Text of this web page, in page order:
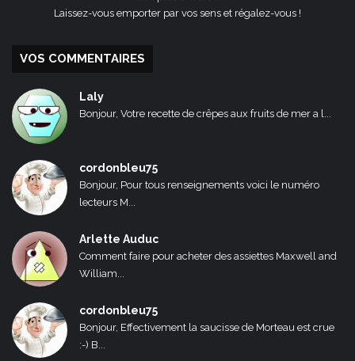
Laissez-vous emporter par vos sens et régalez-vous !
VOS COMMENTAIRES
Laly
Bonjour, Votre recette de crêpes aux fruits de mer a l...
cordonbleu75
Bonjour, Pour tous renseignements voici le numéro
lecteurs M...
Arlette Auduc
Comment faire pour acheter des assiettes Maxwell and
William...
cordonbleu75
Bonjour, Effectivement la saucisse de Morteau est crue
:-) B...